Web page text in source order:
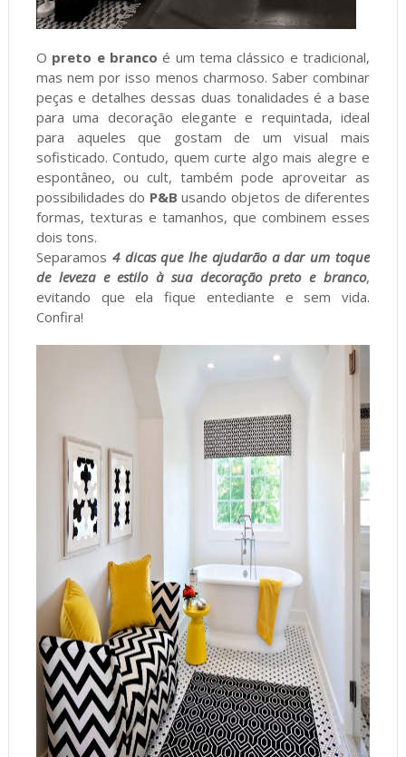
O preto e branco é um tema clássico e tradicional,
mas nem por isso menos charmoso. Saber combinar
peças e detalhes dessas duas tonalidades é a base
para uma decoração elegante e requintada, ideal
para aqueles que gostam de um visual mais
sofisticado. Contudo, quem curte algo mais alegre e
espontâneo, ou cult, também pode aproveitar as
possibilidades do P&B usando objetos de diferentes
formas, texturas e tamanhos, que combinem esses
dois tons.
Separamos 4 dicas que lhe ajudarão a dar um toque
de leveza e estilo à sua decoração preto e branco,
evitando que ela fique entediante e sem vida.
Confira!